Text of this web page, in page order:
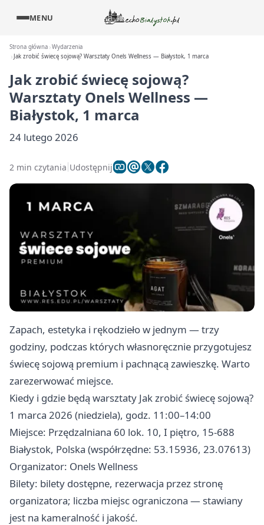
MENU
Strona główna Wydarzenia
Jak zrobić świecę sojową? Warsztaty Onels Wellness — Białystok, 1 marca
Jak zrobić świecę sojową?
Warsztaty Onels Wellness —
Białystok, 1 marca
24 lutego 2026
2 min czytania Udostępnij
Zapach, estetyka i rękodzieło w jednym — trzy
godziny, podczas których własnoręcznie przygotujesz
świecę sojową premium i pachnącą zawieszkę. Warto
zarezerwować miejsce.
Kiedy i gdzie będą warsztaty Jak zrobić świecę sojową?
1 marca 2026 (niedziela), godz. 11:00–14:00
Miejsce: Przędzalniana 60 lok. 10, I piętro, 15-688
Białystok, Polska (współrzędne: 53.15936, 23.07613)
Organizator: Onels Wellness
Bilety: bilety dostępne, rezerwacja przez stronę
organizatora; liczba miejsc ograniczona — stawiany
jest na kameralność i jakość.